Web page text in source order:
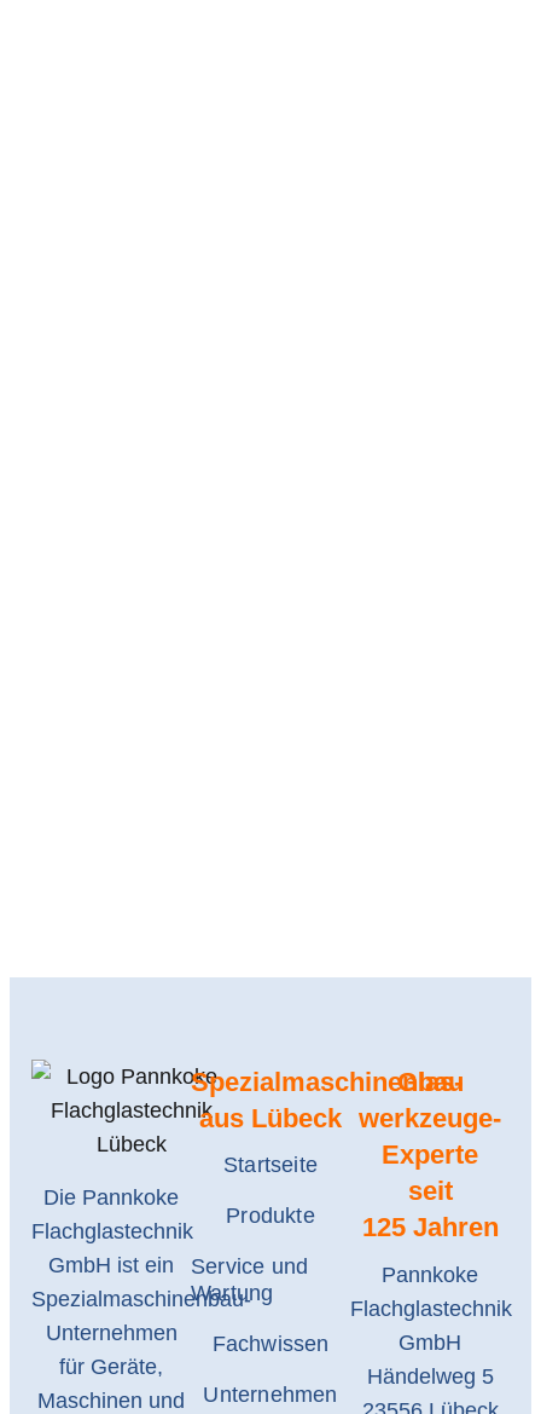
Die Pannkoke
Flachglastechnik
GmbH ist ein
Spezialmaschinenbau-
Unternehmen
für Geräte,
Maschinen und
Spezialmaschinenbau
aus Lübeck
Startseite
Produkte
Service und
Wartung
Fachwissen
Unternehmen
Glas­
werkzeuge-
Experte
seit
125 Jahren
Pannkoke
Flachglastechnik
GmbH
Händelweg 5